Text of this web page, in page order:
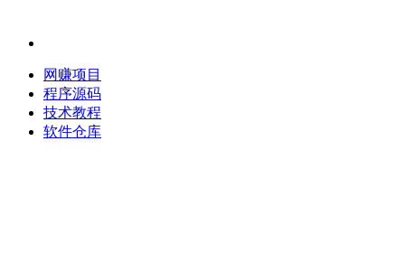
网赚项目
程序源码
技术教程
软件仓库